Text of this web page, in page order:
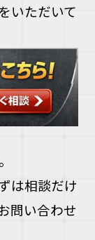
いただいて
は相談だけ
問い合わせ